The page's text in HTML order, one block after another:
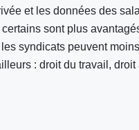
et les données des
sont plus
syndicats peuvent
: droit du travail,